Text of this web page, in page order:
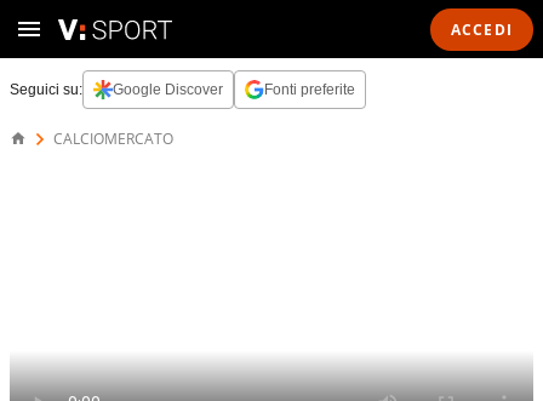
ACCEDI
Seguici su: Google Discover Fonti preferite
CALCIOMERCATO